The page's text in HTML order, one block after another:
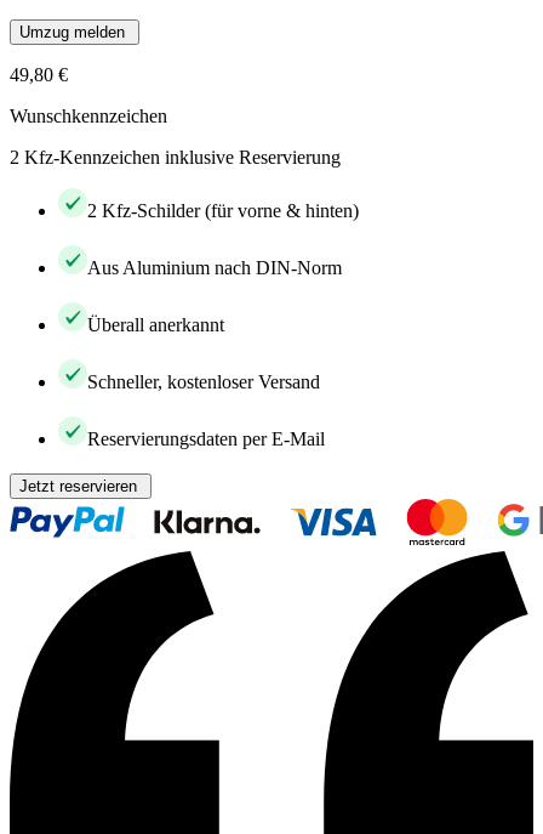
Umzug melden
49,80 €
Wunschkennzeichen
2 Kfz-Kennzeichen inklusive Reservierung
2 Kfz-Schilder (für vorne & hinten)
Aus Aluminium nach DIN-Norm
Überall anerkannt
Schneller, kostenloser Versand
Reservierungsdaten per E-Mail
Jetzt reservieren